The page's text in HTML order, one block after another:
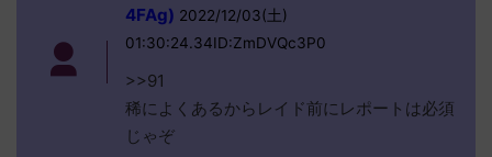
4FAg) 2022/12/03(土)
01:30:24.34ID:ZmDVQc3P0
>>91
稀によくあるからレイド前にレポートは必須
じゃぞ